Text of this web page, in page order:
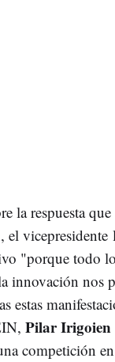
la respuesta
el
"porque todo
innovación nos
estas
Pilar Irigoien
competición